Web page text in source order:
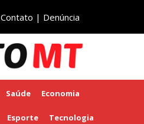
Contato | Denúncia
Saúde Economia
Esporte Tecnologia